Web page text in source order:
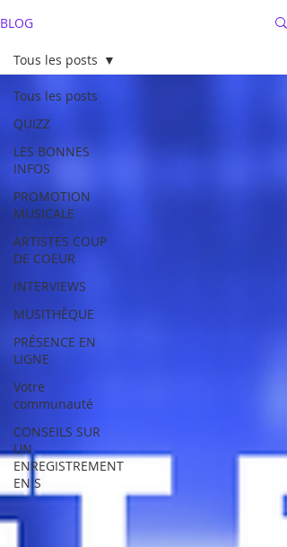
BLOG
Tous les posts
QUIZZ
LES BONNES
INFOS
PROMOTION
MUSICALE
ARTISTES COUP
DE COEUR
INTERVIEWS
MUSITHÈQUE
PRÉSENCE EN
LIGNE
Votre
communauté
CONSEILS SUR
UN
ENREGISTREMENT
EN S
Tous les posts